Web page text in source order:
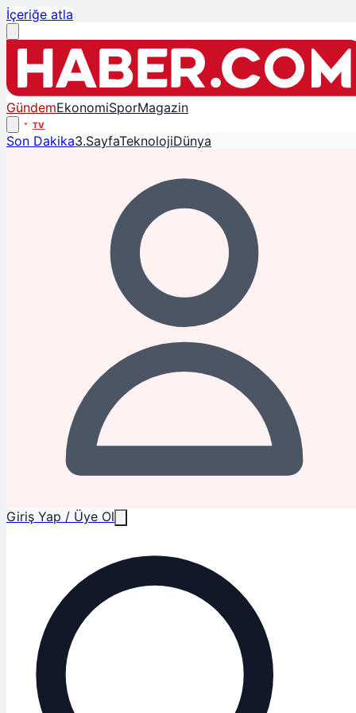
İçeriğe atla
GündemEkonomiSporMagazin
TV
Son Dakika3.SayfaTeknolojiDünya
Giriş Yap / Üye Ol